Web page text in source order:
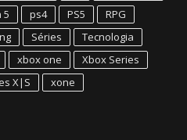
5 ps4 PS5
RPG
Séries
Tecnologia
xbox one
Xbox Series
X|S xone